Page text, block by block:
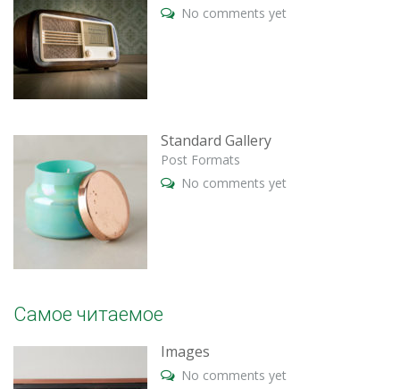
No comments yet
Standard Gallery
Post Formats
No comments yet
Самое читаемое
Images
No comments yet